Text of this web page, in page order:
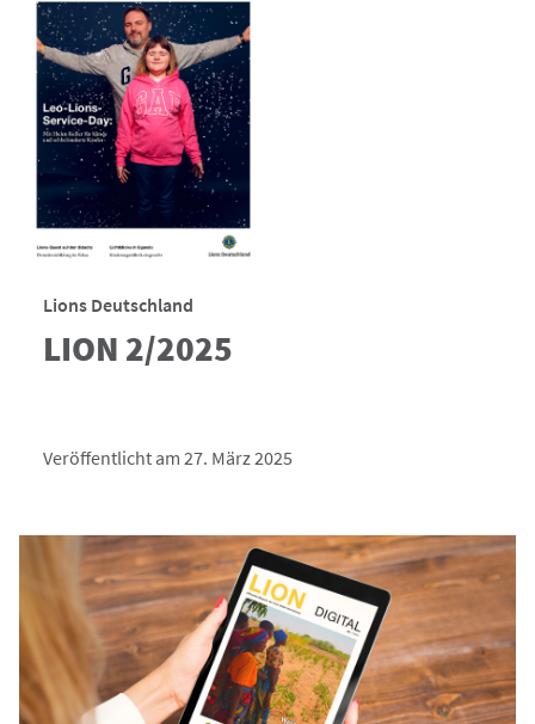
Lions Deutschland
LION 2/2025
Veröffentlicht am 27. März 2025